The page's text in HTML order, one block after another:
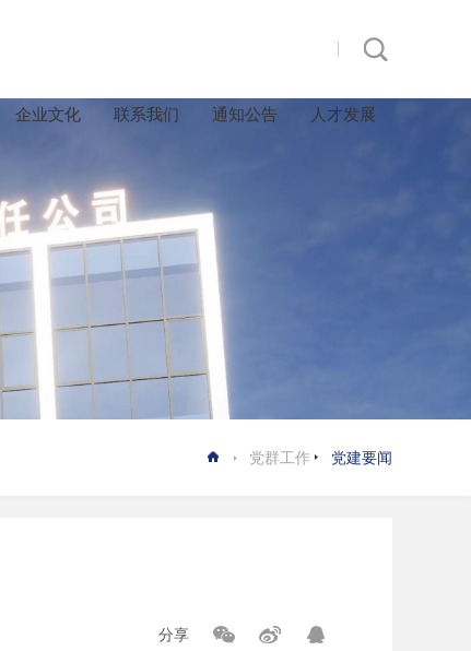
企业文化 联系我们 通知公告 人才发展
党群工作 党建要闻
分享